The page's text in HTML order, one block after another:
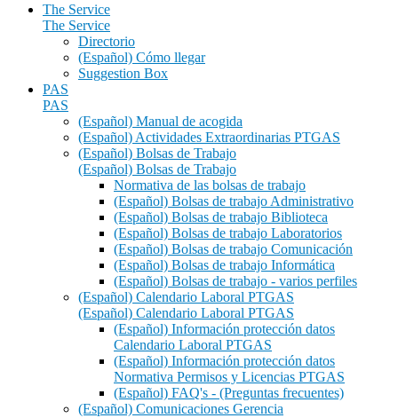
The Service
The Service
Directorio
(Español) Cómo llegar
Suggestion Box
PAS
PAS
(Español) Manual de acogida
(Español) Actividades Extraordinarias PTGAS
(Español) Bolsas de Trabajo
(Español) Bolsas de Trabajo
Normativa de las bolsas de trabajo
(Español) Bolsas de trabajo Administrativo
(Español) Bolsas de trabajo Biblioteca
(Español) Bolsas de trabajo Laboratorios
(Español) Bolsas de trabajo Comunicación
(Español) Bolsas de trabajo Informática
(Español) Bolsas de trabajo - varios perfiles
(Español) Calendario Laboral PTGAS
(Español) Calendario Laboral PTGAS
(Español) Información protección datos
Calendario Laboral PTGAS
(Español) Información protección datos
Normativa Permisos y Licencias PTGAS
(Español) FAQ's - (Preguntas frecuentes)
(Español) Comunicaciones Gerencia